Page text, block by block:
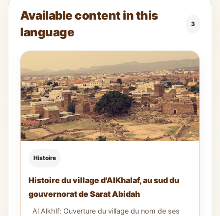
Available content in this
language
3
Histoire
Histoire du village d'AlKhalaf, au sud du
gouvernorat de Sarat Abidah
Al Alkhlf: Ouverture du village du nom de ses